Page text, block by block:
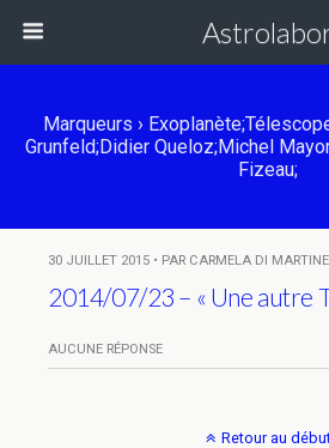
Marqueurs ›
Grunfeld;Didier Queloz;Michel
Fizeau;
30 JUILLET 2015 • PAR CARMELA DI MARTINE
2014/07/23 – « Une autre
AUCUNE RÉPONSE
Retour au